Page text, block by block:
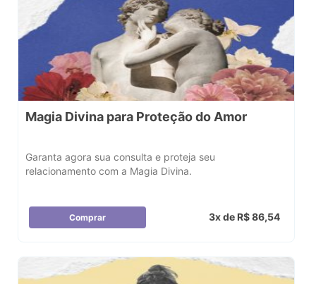
Magia Divina para Proteção do Amor
Garanta agora sua consulta e proteja seu
relacionamento com a Magia Divina.
Comprar 3x de R$ 86,54